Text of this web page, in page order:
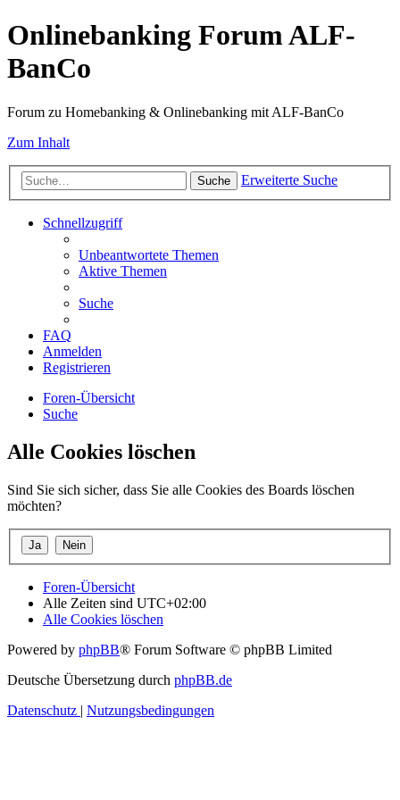
Onlinebanking Forum ALF-
BanCo
Forum zu Homebanking & Onlinebanking mit ALF-BanCo
Zum Inhalt
Suche Erweiterte Suche
Schnellzugriff
Unbeantwortete Themen
Aktive Themen
Suche
FAQ
Anmelden
Registrieren
Foren-Übersicht
Suche
Alle Cookies löschen
Sind Sie sich sicher, dass Sie alle Cookies des Boards löschen
möchten?
Foren-Übersicht
Alle Zeiten sind UTC+02:00
Alle Cookies löschen
Powered by phpBB® Forum Software © phpBB Limited
Deutsche Übersetzung durch phpBB.de
Datenschutz | Nutzungsbedingungen